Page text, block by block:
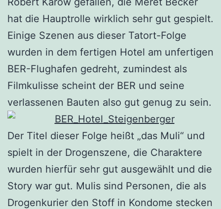
hat die Hauptrolle wirklich sehr gut gespielt.
Einige Szenen aus dieser Tatort-Folge
wurden in dem fertigen Hotel am unfertigen
BER-Flughafen gedreht, zumindest als
Filmkulisse scheint der BER und seine
verlassenen Bauten also gut genug zu sein.
Der Titel dieser Folge heißt „das Muli“ und
spielt in der Drogenszene, die Charaktere
wurden hierfür sehr gut ausgewählt und die
Story war gut. Mulis sind Personen, die als
Drogenkurier den Stoff in Kondome stecken